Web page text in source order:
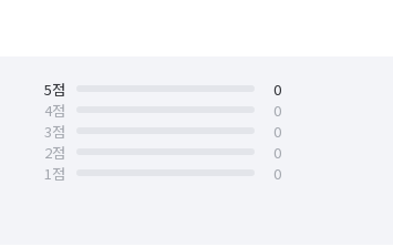
5점
0
4점
0
3점
0
2점
0
1점
0